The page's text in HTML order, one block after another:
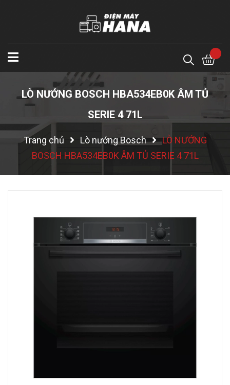
LÒ NƯỚNG BOSCH HBA534EB0K ÂM TỦ
SERIE 4 71L
Trang chủ Lò nướng Bosch
LÒ NƯỚNG
BOSCH HBA534EB0K ÂM TỦ SERIE 4 71L